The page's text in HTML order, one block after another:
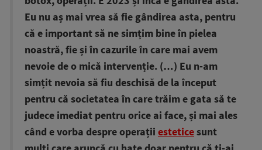
Eu nu aș mai vrea să fie gândirea asta, pentru
că e important să ne simțim bine în pielea
noastră, fie și în cazurile în care mai avem
nevoie de o mică intervenție. (…) Eu n-am
simțit nevoia să fiu deschisă de la început
pentru că societatea în care trăim e gata să te
judece imediat pentru orice ai face, și mai ales
când e vorba despre operații esteticesunt